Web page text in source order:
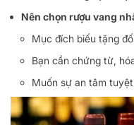
Nên chọn rượu vang
Mục đích biếu tặng
Bạn cần chứng từ,
Muốn sự an tâm